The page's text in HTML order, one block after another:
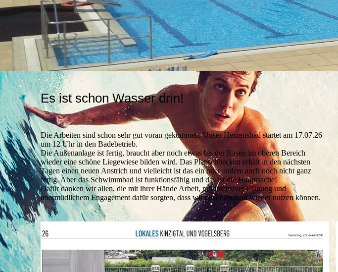
Es ist schon Wasser drin!
Die Arbeiten sind schon sehr gut voran gekommen. Unser Herzensbad startet am 17.07.26
um 12 Uhr in den Badebetrieb.
Die Außenanlage ist fertig, braucht aber noch etwas bis der Rasen im oberen Bereich
wieder eine schöne Liegewiese bilden wird. Das Planschbecken erhält in den nächsten
Tagen einen neuen Anstrich und vielleicht ist das ein oder andere auch noch nicht ganz
fertig. Aber das Schwimmbad ist funktionsfähig und das ist die Hauptsache!
Dafür danken wir allen, die mit ihrer Hände Arbeit, mit intensiver Planung und
unermüdlichem Engagement dafür sorgten, dass wir unser Freibad wieder nutzen können.